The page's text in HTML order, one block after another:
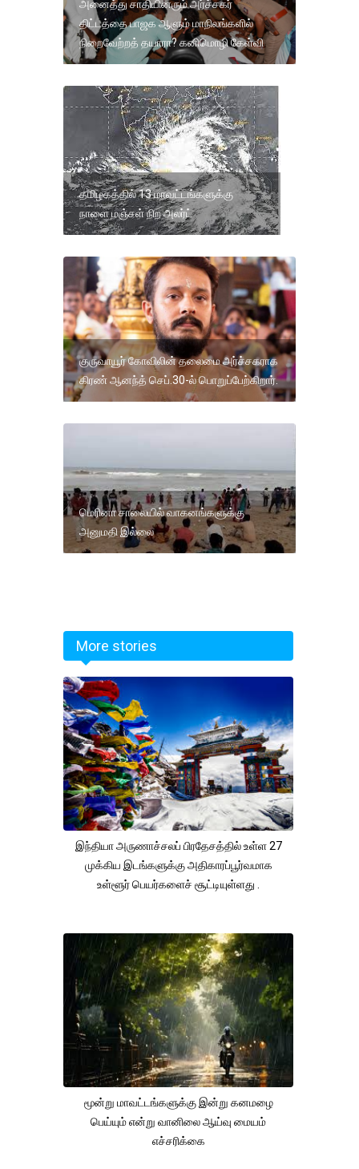
அனைத்து சாதியினரும் அர்ச்சகர்
திட்டத்தை பாஜக ஆளும் மாநிலங்களில்
நிறைவேற்றத் தயாரா? கனிமொழி கேள்வி
தமிழகத்தில் 13 மாவட்டங்களுக்கு
நாளை மஞ்சள் நிற அலர்ட்
குருவாயூர் கோவிலின் தலைமை அர்ச்சகராக
கிரண் ஆனந்த் செப்.30-ல் பொறுப்பேற்கிறார்.
மெரினா சாலையில் வாகனங்களுக்கு
அனுமதி இல்லை
More stories
இந்தியா அருணாச்சலப் பிரதேசத்தில் உள்ள 27
முக்கிய இடங்களுக்கு அதிகாரப்பூர்வமாக
உள்ளூர் பெயர்களைச் சூட்டியுள்ளது .
மூன்று மாவட்டங்களுக்கு இன்று கனமழை
பெய்யும் என்று வானிலை ஆய்வு மையம்
எச்சரிக்கை